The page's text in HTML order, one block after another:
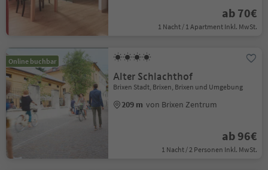
ab 70€
1 Nacht / 1 Apartment Inkl. MwSt.
Online buchbar
Alter Schlachthof
Brixen Stadt, Brixen, Brixen und Umgebung
209 m von Brixen Zentrum
ab 96€
1 Nacht / 2 Personen Inkl. MwSt.